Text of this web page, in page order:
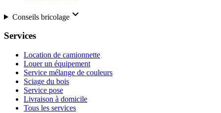
Conseils bricolage
Services
Location de camionnette
Louer un équipement
Service mélange de couleurs
Sciage du bois
Service pose
Livraison à domicile
Tous les services